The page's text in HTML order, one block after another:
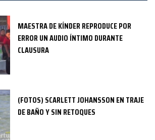
MAESTRA DE KÍNDER REPRODUCE POR
ERROR UN AUDIO ÍNTIMO DURANTE
CLAUSURA
(FOTOS) SCARLETT JOHANSSON EN TRAJE
DE BAÑO Y SIN RETOQUES